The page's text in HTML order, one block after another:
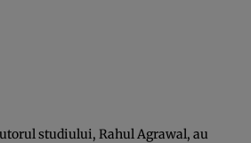
studiului, Rahul Agrawal, au